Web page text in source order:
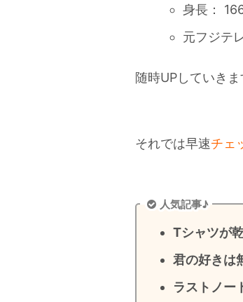
身長：
元フジテ
随時UPしていきま
それでは早速チェ
人気記事♪
Tシャツが
君の好きは
ラストノー